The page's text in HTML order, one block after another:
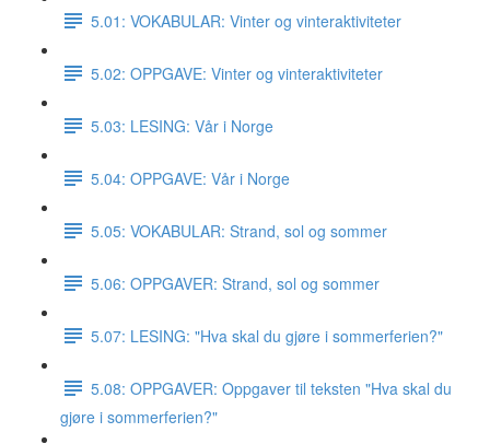
5.01: VOKABULAR: Vinter og vinteraktiviteter
5.02: OPPGAVE: Vinter og vinteraktiviteter
5.03: LESING: Vår i Norge
5.04: OPPGAVE: Vår i Norge
5.05: VOKABULAR: Strand, sol og sommer
5.06: OPPGAVER: Strand, sol og sommer
5.07: LESING: "Hva skal du gjøre i sommerferien?"
5.08: OPPGAVER: Oppgaver til teksten "Hva skal du
gjøre i sommerferien?"